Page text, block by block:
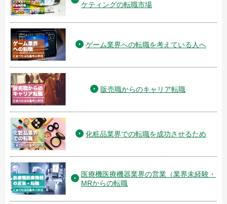
ケティングの転職市場
ゲーム業界への転職を考えている人へ
販売職からのキャリア転職
化粧品業界での転職を成功させるため
医療機医療機器業界の営業（業界未経験・
MRからの転職